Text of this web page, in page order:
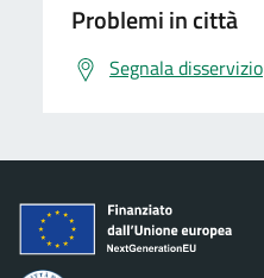
Problemi in città
Segnala disservizio